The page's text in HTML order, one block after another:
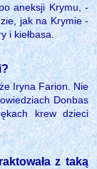
aneksji Krymu, -
jak na Krymie -
i kiełbasa.
Iryna Farion. Nie
Donbas
krew dzieci
z taką